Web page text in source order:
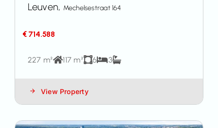
Leuven, Mechelsestraat 164
€ 714.588
227 m² 117 m² 6 3
View Property